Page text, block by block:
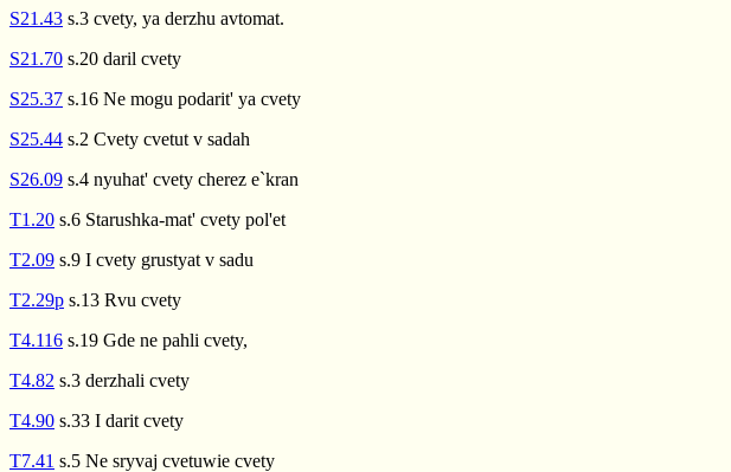
S21.43 s.3 cvety, ya derzhu avtomat.
S21.70 s.20 daril cvety
S25.37 s.16 Ne mogu podarit' ya cvety
S25.44 s.2 Cvety cvetut v sadah
S26.09 s.4 nyuhat' cvety cherez e`kran
T1.20 s.6 Starushka-mat' cvety pol'et
T2.09 s.9 I cvety grustyat v sadu
T2.29p s.13 Rvu cvety
T4.116 s.19 Gde ne pahli cvety,
T4.82 s.3 derzhali cvety
T4.90 s.33 I darit cvety
T7.41 s.5 Ne sryvaj cvetuwie cvety